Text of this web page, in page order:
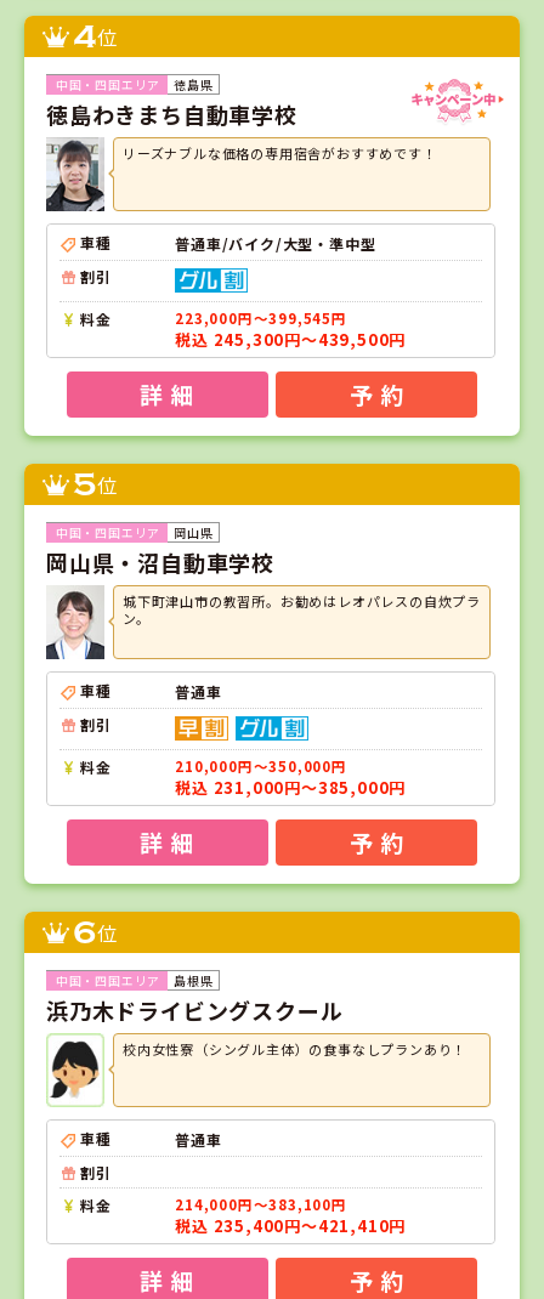
4位
徳島県
徳島わきまち自動車学校
リーズナブルな価格の専用宿舎がおすすめです！
車種
普通車/バイク/大型・準中型
割引
料金 223,000円～399,545円
税込 245,300円～439,500円
詳 細 予 約
5位
岡山県
岡山県・沼自動車学校
城下町津山市の教習所。お勧めはレオパレスの自炊プラ
ン。
車種
普通車
割引
料金 210,000円～350,000円
税込 231,000円～385,000円
詳 細 予 約
6位
島根県
浜乃木ドライビングスクール
校内女性寮（シングル主体）の食事なしプランあり！
車種
普通車
割引
料金
214,000円～383,100円
税込 235,400円～421,410円
詳 細 予 約